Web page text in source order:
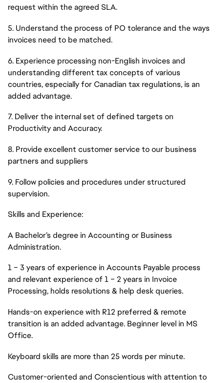
request within the agreed SLA.
5. Understand the process of PO tolerance and the ways
invoices need to be matched.
6. Experience processing non-English invoices and
understanding different tax concepts of various
countries, especially for Canadian tax regulations, is an
added advantage.
7. Deliver the internal set of defined targets on
Productivity and Accuracy.
8. Provide excellent customer service to our business
partners and suppliers
9. Follow policies and procedures under structured
supervision.
Skills and Experience:
A Bachelor’s degree in Accounting or Business
Administration.
1 – 3 years of experience in Accounts Payable process
and relevant experience of 1 – 2 years in Invoice
Processing, holds resolutions & help desk queries.
Hands-on experience with R12 preferred & remote
transition is an added advantage. Beginner level in MS
Office.
Keyboard skills are more than 25 words per minute.
Customer-oriented and Conscientious with attention to